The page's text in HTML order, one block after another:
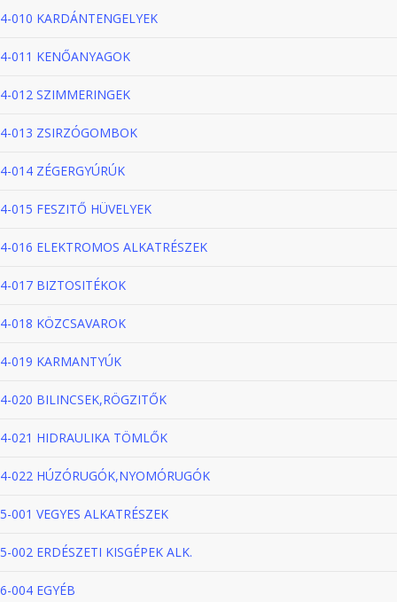
4-010 KARDÁNTENGELYEK
4-011 KENŐANYAGOK
4-012 SZIMMERINGEK
4-013 ZSIRZÓGOMBOK
4-014 ZÉGERGYÚRÚK
4-015 FESZITŐ HÜVELYEK
4-016 ELEKTROMOS ALKATRÉSZEK
4-017 BIZTOSITÉKOK
4-018 KÖZCSAVAROK
4-019 KARMANTYÚK
4-020 BILINCSEK,RÖGZITŐK
4-021 HIDRAULIKA TÖMLŐK
4-022 HÚZÓRUGÓK,NYOMÓRUGÓK
5-001 VEGYES ALKATRÉSZEK
5-002 ERDÉSZETI KISGÉPEK ALK.
6-004 EGYÉB